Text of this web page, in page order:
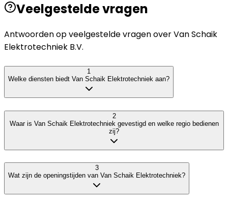
Veelgestelde vragen
Antwoorden op veelgestelde vragen overVan Schaik
Elektrotechniek B.V.
1
Welke diensten biedt Van Schaik Elektrotechniek aan?
2
Waar is Van Schaik Elektrotechniek gevestigd en welke regio bedienen
zij?
3
Wat zijn de openingstijden van Van Schaik Elektrotechniek?